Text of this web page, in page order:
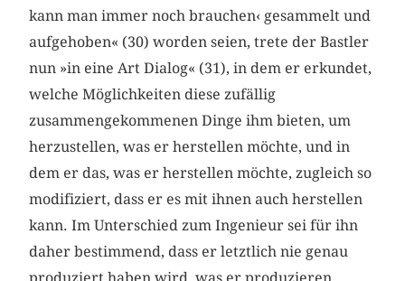
kann man immer noch brauchen‹ gesammelt und
aufgehoben« (30) worden seien, trete der Bastler
nun »in eine Art Dialog« (31), in dem er erkundet,
welche Möglichkeiten diese zufällig
zusammengekommenen Dinge ihm bieten, um
herzustellen, was er herstellen möchte, und in
dem er das, was er herstellen möchte, zugleich so
modifiziert, dass er es mit ihnen auch herstellen
kann. Im Unterschied zum Ingenieur sei für ihn
daher bestimmend, dass er letztlich nie genau
produziert haben wird, was er produzieren